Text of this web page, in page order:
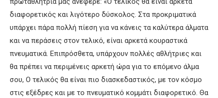
διαφορετικός και λιγότερο δύσκολος. Στα προκριματικά
υπάρχει πάρα πολλή πίεση για να κάνεις τα καλύτερα άλματα
και να περάσεις στον τελικό, είναι αρκετά κουραστικά
πνευματικά. Επιπρόσθετα, υπάρχουν πολλές αθλήτριες και
θα πρέπει να περιμένεις αρκετή ώρα για το επόμενο άλμα
σου, Ο τελικός θα είναι πιο διασκεδαστικός, με τον κόσμο
στις εξέδρες και με το πνευματικό κομμάτι διαφορετικό. Θα